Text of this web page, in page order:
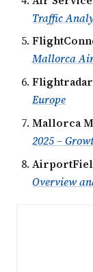
Traffic
Mallorca
Europe
Mallorca
2025 –
Overview